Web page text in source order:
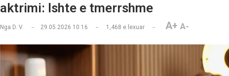
aktrimi: Ishte e tmerrshme
Nga D. V. 29.05.2026 10:16 1,468 e lexuar A+ A-